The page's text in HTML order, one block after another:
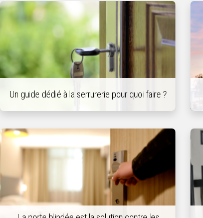
Un guide dédié à la serrurerie pour quoi faire ?